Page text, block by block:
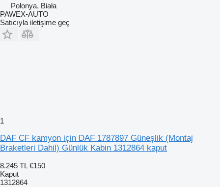
Polonya, Biała
PAWEX-AUTO
Satıcıyla iletişime geç
1
DAF CF kamyon için DAF 1787897 Güneşlik (Montaj
Braketleri Dahil) Günlük Kabin 1312864 kaput
8.245 TL €150
Kaput
1312864